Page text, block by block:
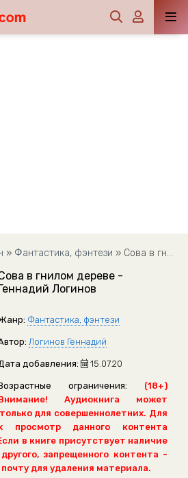
» Фантастика, фэнтези » Сова в гнилом дереве - Геннадий Логинов
в гнилом дереве -
Логинов
Фантастика, фэнтези
Логинов Геннадий
добавления: 15.07.20
ограничения:
(18+)
Аудиокнига может
для совершеннолетних. Для
просмотр данного контента
в книге присутствует наличие
запрещенного контента -
для удаления материала.